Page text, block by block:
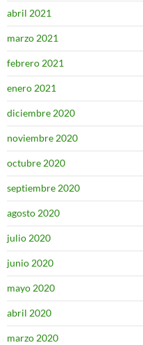
abril 2021
marzo 2021
febrero 2021
enero 2021
diciembre 2020
noviembre 2020
octubre 2020
septiembre 2020
agosto 2020
julio 2020
junio 2020
mayo 2020
abril 2020
marzo 2020